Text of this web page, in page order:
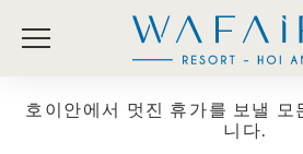
호이안에서 멋진 휴가를 보낼 모
니다.